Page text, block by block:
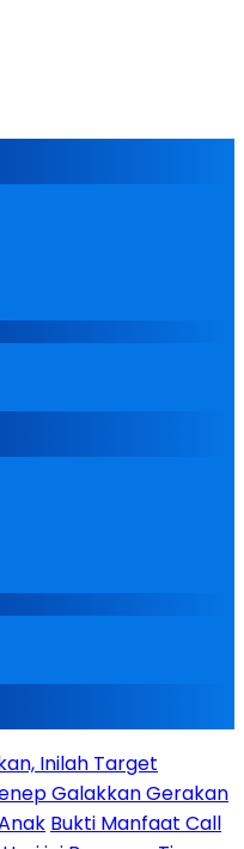
Inilah Target
Galakkan Gerakan
Bukti Manfaat Call